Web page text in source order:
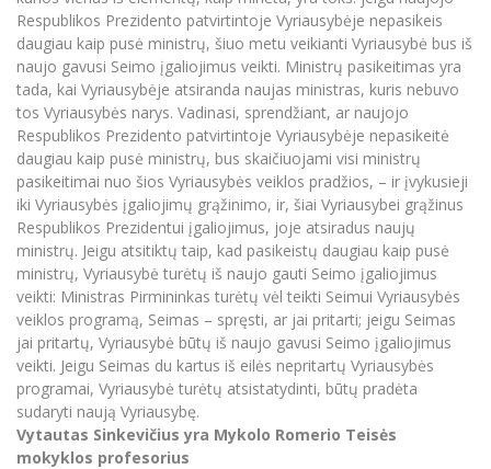
Respublikos Prezidento patvirtintoje Vyriausybėje nepasikeis
daugiau kaip pusė ministrų, šiuo metu veikianti Vyriausybė bus iš
naujo gavusi Seimo įgaliojimus veikti. Ministrų pasikeitimas yra
tada, kai Vyriausybėje atsiranda naujas ministras, kuris nebuvo
tos Vyriausybės narys. Vadinasi, sprendžiant, ar naujojo
Respublikos Prezidento patvirtintoje Vyriausybėje nepasikeitė
daugiau kaip pusė ministrų, bus skaičiuojami visi ministrų
pasikeitimai nuo šios Vyriausybės veiklos pradžios, – ir įvykusieji
iki Vyriausybės įgaliojimų grąžinimo, ir, šiai Vyriausybei grąžinus
Respublikos Prezidentui įgaliojimus, joje atsiradus naujų
ministrų. Jeigu atsitiktų taip, kad pasikeistų daugiau kaip pusė
ministrų, Vyriausybė turėtų iš naujo gauti Seimo įgaliojimus
veikti: Ministras Pirmininkas turėtų vėl teikti Seimui Vyriausybės
veiklos programą, Seimas – spręsti, ar jai pritarti; jeigu Seimas
jai pritartų, Vyriausybė būtų iš naujo gavusi Seimo įgaliojimus
veikti. Jeigu Seimas du kartus iš eilės nepritartų Vyriausybės
programai, Vyriausybė turėtų atsistatydinti, būtų pradėta
sudaryti naują Vyriausybę.
Vytautas Sinkevičius yra Mykolo Romerio Teisės
mokyklos profesorius